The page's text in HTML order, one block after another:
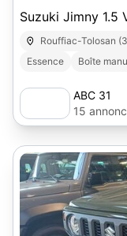
Suzuki Jimny 1.5
Rouffiac-Tolosan
Essence
Boîte
ABC 31
15